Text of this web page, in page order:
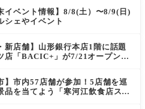
イベント情報】8/8(土）〜8/9(日)
シェやイベント
新店舗】山形銀行本店1階に話題
店「BACIC+」が7/21オープン！
】市内57店舗が参加！5店舗を巡
品を当てよう「寒河江飲食店スタ